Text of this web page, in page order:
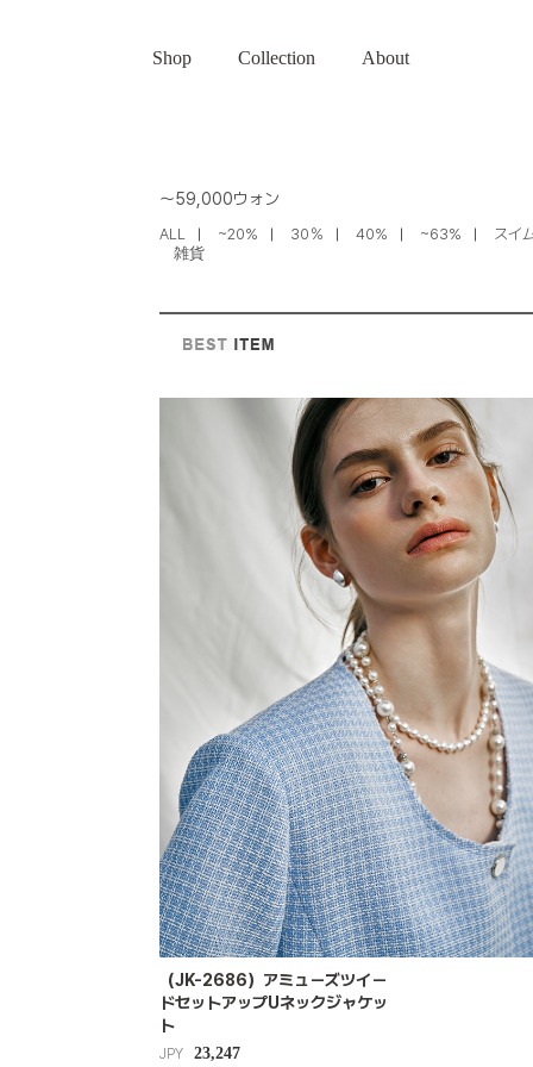
Shop Collection About
〜59,000ウォン
ALL ~20% 30％ 40% ~63%
スイ
雑貨
（JK-2686）アミューズツイー
ドセットアップUネックジャケッ
ト
JPY 23,247